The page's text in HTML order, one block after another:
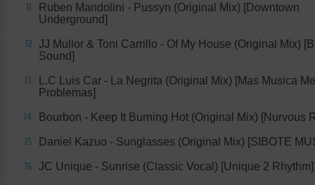
11
Ruben Mandolini - Pussyn (Original Mix) [Downtown
Underground]
12
JJ Mullor & Toni Carrillo - Of My House (Original Mix)
Sound]
13
L.C Luis Car - La Negrita (Original Mix) [Mas Musica
Problemas]
14 Bourbon - Keep It Burning Hot (Original Mix) [Nurvous
15 Daniel Kazuo - Sunglasses (Original Mix) [SIBOTE
16 JC Unique - Sunrise (Classic Vocal) [Unique 2 Rhythm]